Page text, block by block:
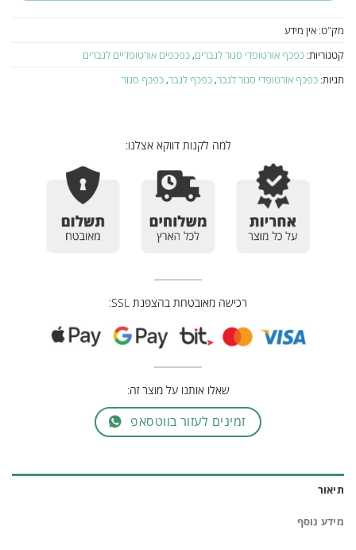
מק"ט: אין מידע
קטגוריות: כפכף אורטופדי סגור לגברים,כפכפים אורטופדיים לגברים
תגיות: כפכף אורטופדי סגור לגבר,כפכף לגבר,כפכף סגור
למה לקנות דווקא אצלנו:
רכישה מאובטחת בהצפנת SSL:
שאלו אותנו על מוצר זה:
זמינים לעזור בווטסאפ
תיאור
מידע נוסף